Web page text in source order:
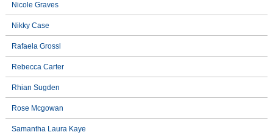
Nicole Graves
Nikky Case
Rafaela Grossl
Rebecca Carter
Rhian Sugden
Rose Mcgowan
Samantha Laura Kaye